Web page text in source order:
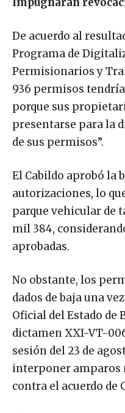
De acuerdo al
Programa de
Permisionarios y
936 permisos
porque sus
presentarse para la
de sus permisos”.
El Cabildo aprobó la
autorizaciones, lo
parque vehicular de
mil 384,
aprobadas.
No obstante, los
dados de baja una
Oficial del Estado de
dictamen XXI-VT-
sesión del 23 de
interponer amparos
contra el acuerdo de